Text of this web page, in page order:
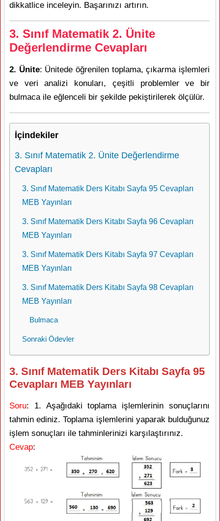
dikkatlice inceleyin. Başarınızı artırın.
3. Sınıf Matematik 2. Ünite
Değerlendirme Cevapları
2. Ünite: Ünitede öğrenilen toplama, çıkarma işlemleri
ve veri analizi konuları, çeşitli problemler ve bir
bulmaca ile eğlenceli bir şekilde pekiştirilerek ölçülür.
İçindekiler
3. Sınıf Matematik 2. Ünite Değerlendirme
Cevapları
3. Sınıf Matematik Ders Kitabı Sayfa 95 Cevapları
MEB Yayınları
3. Sınıf Matematik Ders Kitabı Sayfa 96 Cevapları
MEB Yayınları
3. Sınıf Matematik Ders Kitabı Sayfa 97 Cevapları
MEB Yayınları
3. Sınıf Matematik Ders Kitabı Sayfa 98 Cevapları
MEB Yayınları
Bulmaca
Sonraki Ödevler
3. Sınıf Matematik Ders Kitabı Sayfa 95
Cevapları MEB Yayınları
Soru: 1. Aşağıdaki toplama işlemlerinin sonuçlarını
tahmin ediniz. Toplama işlemlerini yaparak bulduğunuz
işlem sonuçları ile tahminlerinizi karşılaştırınız.
Cevap: